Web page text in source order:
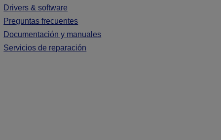
Drivers & software
Preguntas frecuentes
Documentación y manuales
Servicios de reparación